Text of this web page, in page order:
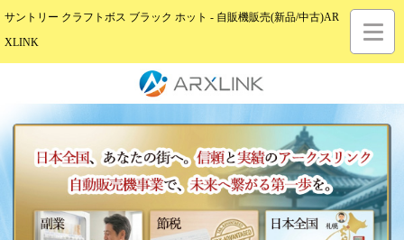
サントリー クラフトボス ブラック ホット - 自販機販売(新品/中古)AR
XLINK